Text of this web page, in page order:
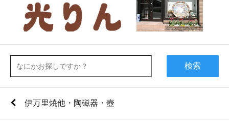
検索
伊万里焼他・陶磁器・壺